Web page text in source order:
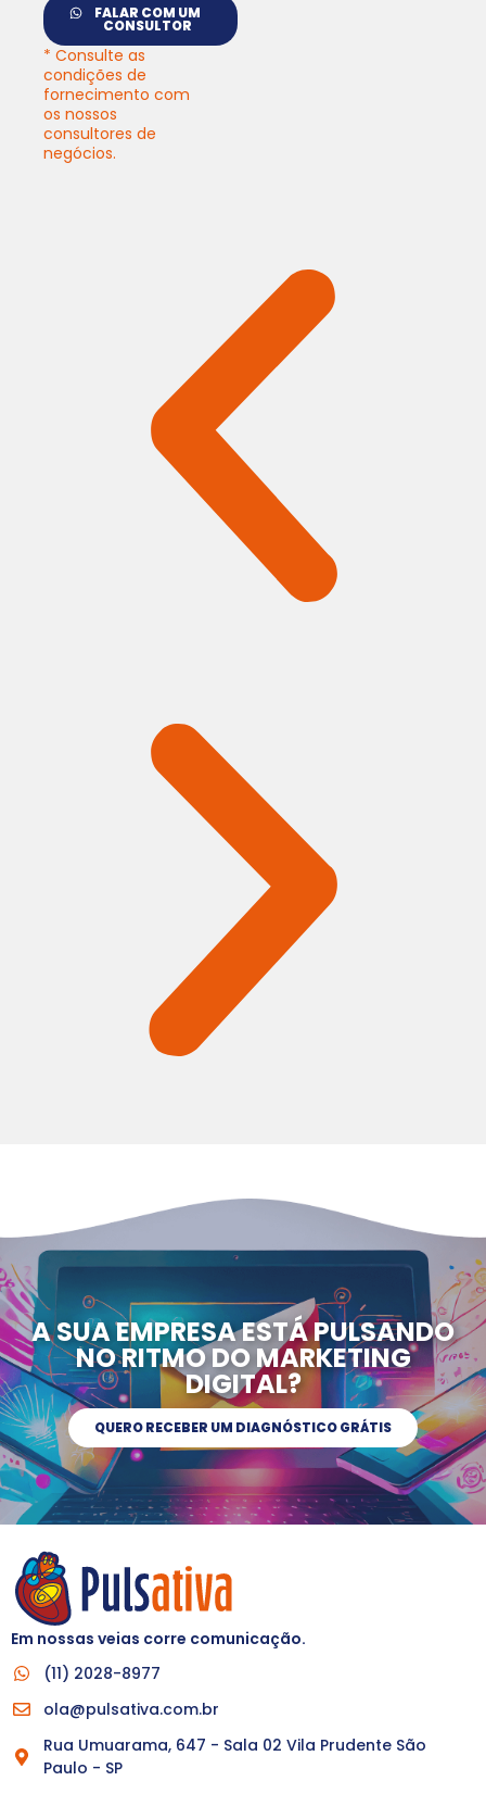
FALAR COM UM
CONSULTOR
* Consulte as
condições de
fornecimento com
os nossos
consultores de
negócios.
A SUA EMPRESA ESTÁ PULSANDO
NO RITMO DO MARKETING
DIGITAL?
QUERO RECEBER UM DIAGNÓSTICO GRÁTIS
Em nossas veias corre comunicação.
(11) 2028-8977
ola@pulsativa.com.br
Rua Umuarama, 647 - Sala 02 Vila Prudente São
Paulo - SP